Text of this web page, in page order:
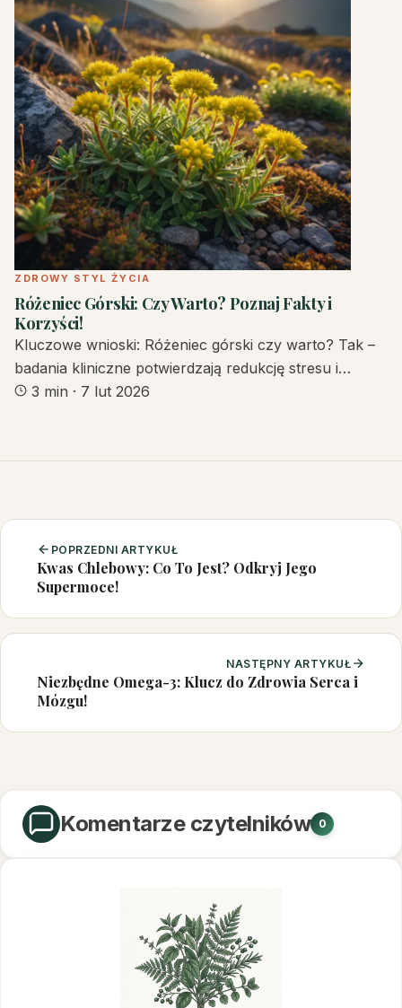
ZDROWY STYL ŻYCIA
Różeniec Górski: Czy Warto? Poznaj Fakty i
Korzyści!
Kluczowe wnioski: Różeniec górski czy warto? Tak –
badania kliniczne potwierdzają redukcję stresu i…
3 min · 7 lut 2026
POPRZEDNI ARTYKUŁ
Kwas Chlebowy: Co To Jest? Odkryj Jego
Supermoce!
NASTĘPNY ARTYKUŁ
Niezbędne Omega-3: Klucz do Zdrowia Serca i
Mózgu!
Komentarze czytelników 0